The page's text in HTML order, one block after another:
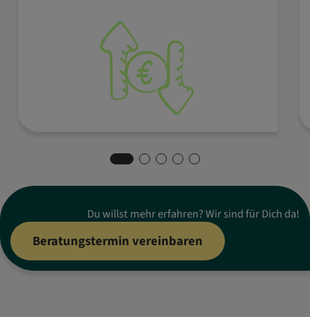
Verkaufspreise an, um Deine
Gewinnspanne zu sichern.
Du willst mehr erfahren? Wir sind für Dich da!
Beratungstermin vereinbaren